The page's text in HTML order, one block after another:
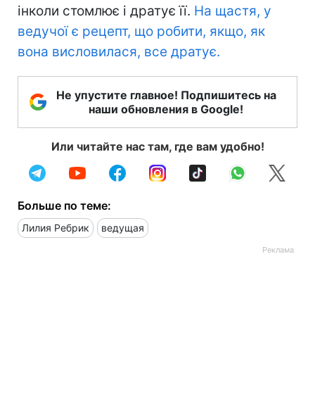
інколи стомлює і дратує її. На щастя, у
ведучої є рецепт, що робити, якщо, як
вона висловилася, все дратує.
Не упустите главное! Подпишитесь на
наши обновления в Google!
Или читайте нас там, где вам удобно!
Больше по теме:
Лилия Ребрик ведущая